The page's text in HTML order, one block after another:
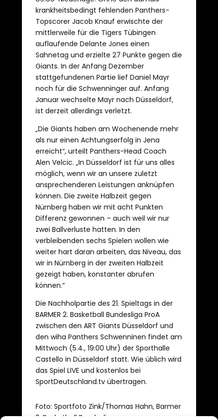
krankheitsbedingt fehlenden Panthers-
Topscorer Jacob Knauf erwischte der
mittlerweile für die Tigers Tübingen
auflaufende Delante Jones einen
Sahnetag und erzielte 27 Punkte gegen die
Giants. In der Anfang Dezember
stattgefundenen Partie lief Daniel Mayr
noch für die Schwenninger auf. Anfang
Januar wechselte Mayr nach Düsseldorf,
ist derzeit allerdings verletzt.
„Die Giants haben am Wochenende mehr
als nur einen Achtungserfolg in Jena
erreicht“, urteilt Panthers-Head Coach
Alen Velcic. „In Düsseldorf ist für uns alles
möglich, wenn wir an unsere zuletzt
ansprechenderen Leistungen anknüpfen
können. Die zweite Halbzeit gegen
Nürnberg haben wir mit acht Punkten
Differenz gewonnen – auch weil wir nur
zwei Ballverluste hatten. In den
verbleibenden sechs Spielen wollen wie
weiter hart daran arbeiten, das Niveau, das
wir in Nürnberg in der zweiten Halbzeit
gezeigt haben, konstanter abrufen
können.“
Die Nachholpartie des 21. Spieltags in der
BARMER 2. Basketball Bundesliga ProA
zwischen den ART Giants Düsseldorf und
den wiha Panthers Schwenninen findet am
Mittwoch (5.4., 19:00 Uhr) der Sporthalle
Castello in Düsseldorf statt. Wie üblich wird
das Spiel LIVE und kostenlos bei
SportDeutschland.tv übertragen.
Foto: Sportfoto Zink/Thomas Hahn, Barmer
2. Basketball Bundesliga